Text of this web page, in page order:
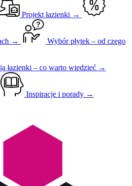
Projekt łazienki →
→ Wybór płytek – od czego
łazienki – co warto wiedzieć →
Inspiracje i porady →